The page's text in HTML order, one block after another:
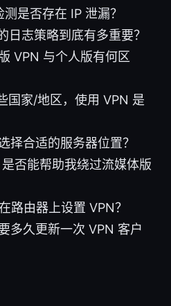
是否存在 IP 泄漏？
日志策略到底有多重要？
VPN 与个人版有何区
国家/地区，使用 VPN 是
择合适的服务器位置？
否能帮助我绕过流媒体版
路由器上设置 VPN？
多久更新一次 VPN 客户